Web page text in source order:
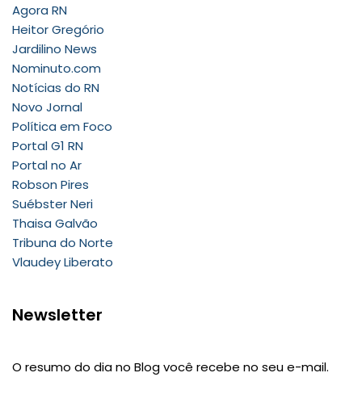
Agora RN
Heitor Gregório
Jardilino News
Nominuto.com
Notícias do RN
Novo Jornal
Política em Foco
Portal G1 RN
Portal no Ar
Robson Pires
Suébster Neri
Thaisa Galvão
Tribuna do Norte
Vlaudey Liberato
Newsletter
O resumo do dia no Blog você recebe no seu e-mail.